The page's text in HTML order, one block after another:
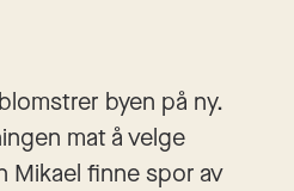
byen på ny.
mat å velge
Mikael finne spor av